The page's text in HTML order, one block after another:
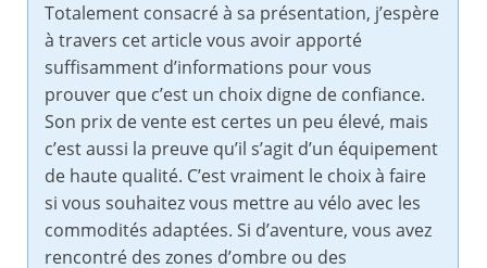
Totalement consacré à sa présentation, j’espère
à travers cet article vous avoir apporté
suffisamment d’informations pour vous
prouver que c’est un choix digne de confiance.
Son prix de vente est certes un peu élevé, mais
c’est aussi la preuve qu’il s’agit d’un équipement
de haute qualité. C’est vraiment le choix à faire
si vous souhaitez vous mettre au vélo avec les
commodités adaptées. Si d’aventure, vous avez
rencontré des zones d’ombre ou des